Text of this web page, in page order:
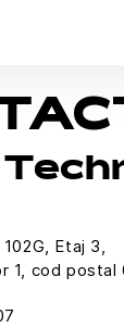
Etaj 3,
1, cod postal